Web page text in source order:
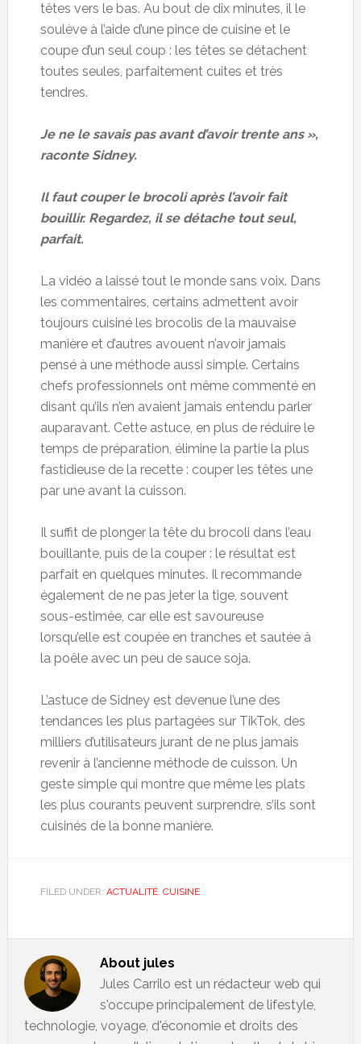
têtes vers le bas. Au bout de dix minutes, il le
soulève à l’aide d’une pince de cuisine et le
coupe d’un seul coup : les têtes se détachent
toutes seules, parfaitement cuites et très
tendres.
Je ne le savais pas avant d’avoir trente ans »,
raconte Sidney.
Il faut couper le brocoli après l’avoir fait
bouillir. Regardez, il se détache tout seul,
parfait.
La vidéo a laissé tout le monde sans voix. Dans
les commentaires, certains admettent avoir
toujours cuisiné les brocolis de la mauvaise
manière et d’autres avouent n’avoir jamais
pensé à une méthode aussi simple. Certains
chefs professionnels ont même commenté en
disant qu’ils n’en avaient jamais entendu parler
auparavant. Cette astuce, en plus de réduire le
temps de préparation, élimine la partie la plus
fastidieuse de la recette : couper les têtes une
par une avant la cuisson.
Il suffit de plonger la tête du brocoli dans l’eau
bouillante, puis de la couper : le résultat est
parfait en quelques minutes. Il recommande
également de ne pas jeter la tige, souvent
sous-estimée, car elle est savoureuse
lorsqu’elle est coupée en tranches et sautée à
la poêle avec un peu de sauce soja.
L’astuce de Sidney est devenue l’une des
tendances les plus partagées sur TikTok, des
milliers d’utilisateurs jurant de ne plus jamais
revenir à l’ancienne méthode de cuisson. Un
geste simple qui montre que même les plats
les plus courants peuvent surprendre, s’ils sont
cuisinés de la bonne manière.
FILED UNDER: ACTUALITÉ, CUISINE
About jules
Jules Carrilo est un rédacteur web qui
s'occupe principalement de lifestyle,
technologie, voyage, d'économie et droits des